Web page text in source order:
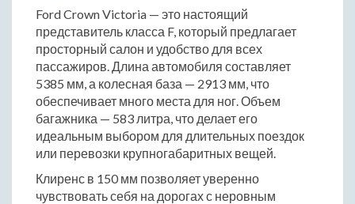
Ford Crown Victoria — это настоящий
представитель класса F, который предлагает
просторный салон и удобство для всех
пассажиров. Длина автомобиля составляет
5385 мм, а колесная база — 2913 мм, что
обеспечивает много места для ног. Объем
багажника — 583 литра, что делает его
идеальным выбором для длительных поездок
или перевозки крупногабаритных вещей.
Клиренс в 150 мм позволяет уверенно
чувствовать себя на дорогах с неровным